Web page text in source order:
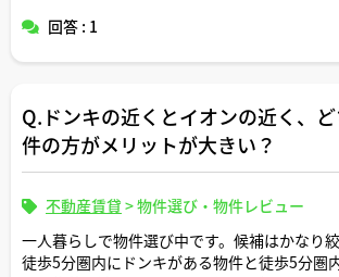
回答 : 1
Q.ドンキの近くとイオンの近く、
件の方がメリットが大きい？
不動産賃貸 >物件選び・物件レビュー
一人暮らしで物件選び中です。候補はかなり絞
徒歩5分圏内にドンキがある物件と徒歩5分圏